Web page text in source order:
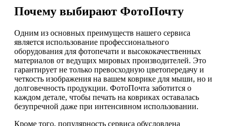
Почему выбирают ФотоПочту
Одним из основных преимуществ нашего сервиса
является использование профессионального
оборудования для фотопечати и высококачественных
материалов от ведущих мировых производителей. Это
гарантирует не только превосходную цветопередачу и
четкость изображения на вашем коврике для мыши, но и
долговечность продукции. ФотоПочта заботится о
каждом детале, чтобы печать на ковриках оставалась
безупречной даже при интенсивном использовании.
Кроме того, популярность сервиса обусловлена